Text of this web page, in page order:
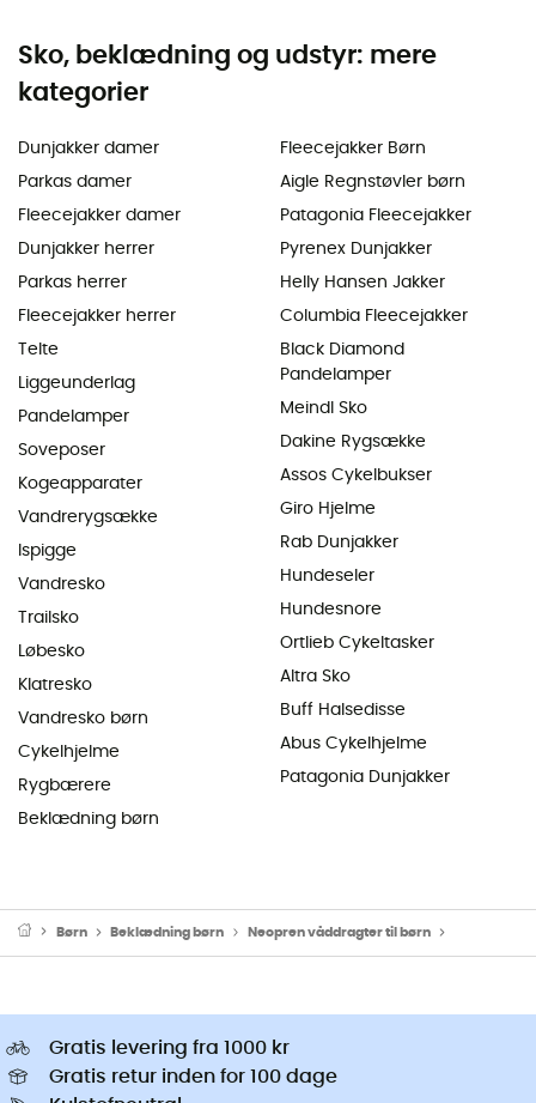
Sko, beklædning og udstyr: mere
kategorier
Dunjakker damer
Parkas damer
Fleecejakker damer
Dunjakker herrer
Parkas herrer
Fleecejakker herrer
Telte
Liggeunderlag
Pandelamper
Soveposer
Kogeapparater
Vandrerygsække
Ispigge
Vandresko
Trailsko
Løbesko
Klatresko
Vandresko børn
Cykelhjelme
Rygbærere
Beklædning børn
Fleecejakker Børn
Aigle Regnstøvler børn
Patagonia Fleecejakker
Pyrenex Dunjakker
Helly Hansen Jakker
Columbia Fleecejakker
Black Diamond
Pandelamper
Meindl Sko
Dakine Rygsække
Assos Cykelbukser
Giro Hjelme
Rab Dunjakker
Hundeseler
Hundesnore
Ortlieb Cykeltasker
Altra Sko
Buff Halsedisse
Abus Cykelhjelme
Patagonia Dunjakker
Børn Beklædning børn Neopren våddragter til børn
Gratis levering fra 1000 kr
Gratis retur inden for 100 dage